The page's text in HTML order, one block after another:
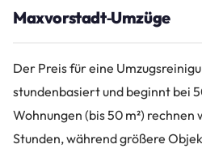
Maxvorstadt‑Umzüge
Der Preis für eine
stundenbasiert und beginnt bei
Wohnungen (bis 50 m²) rechnen
Stunden, während größere